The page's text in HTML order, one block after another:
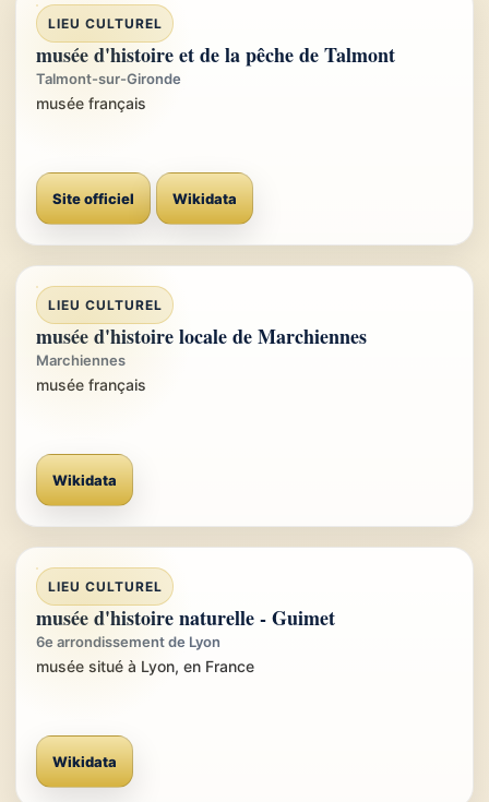
LIEU CULTUREL
musée d'histoire et de la pêche de Talmont
Talmont-sur-Gironde
musée français
Site officiel Wikidata
LIEU CULTUREL
musée d'histoire locale de Marchiennes
Marchiennes
musée français
Wikidata
LIEU CULTUREL
musée d'histoire naturelle - Guimet
6e arrondissement de Lyon
musée situé à Lyon, en France
Wikidata